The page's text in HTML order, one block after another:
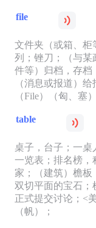
file
文件夹（或箱、柜
列；锉刀；（与某
件等）归档，存档
（消息或报道）
（File）（匈、塞
table
桌子，台子；一桌
一览表；排名榜，
家；（建筑）檐
双切平面的宝石；
正式提交讨论；<
（帆）；